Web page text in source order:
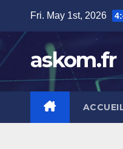
content
Fri. May 1st, 2026
askom.fr